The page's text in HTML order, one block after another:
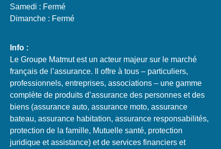
Samedi : Fermé
Dimanche : Fermé
Info :
Le Groupe Matmut est un acteur majeur sur le marché
français de l’assurance. Il offre à tous – particuliers,
professionnels, entreprises, associations – une gamme
complète de produits d’assurance des personnes et des
biens (assurance auto, assurance moto, assurance
bateau, assurance habitation, assurance responsabilités,
protection de la famille, Mutuelle santé, protection
juridique et assistance) et de services financiers et